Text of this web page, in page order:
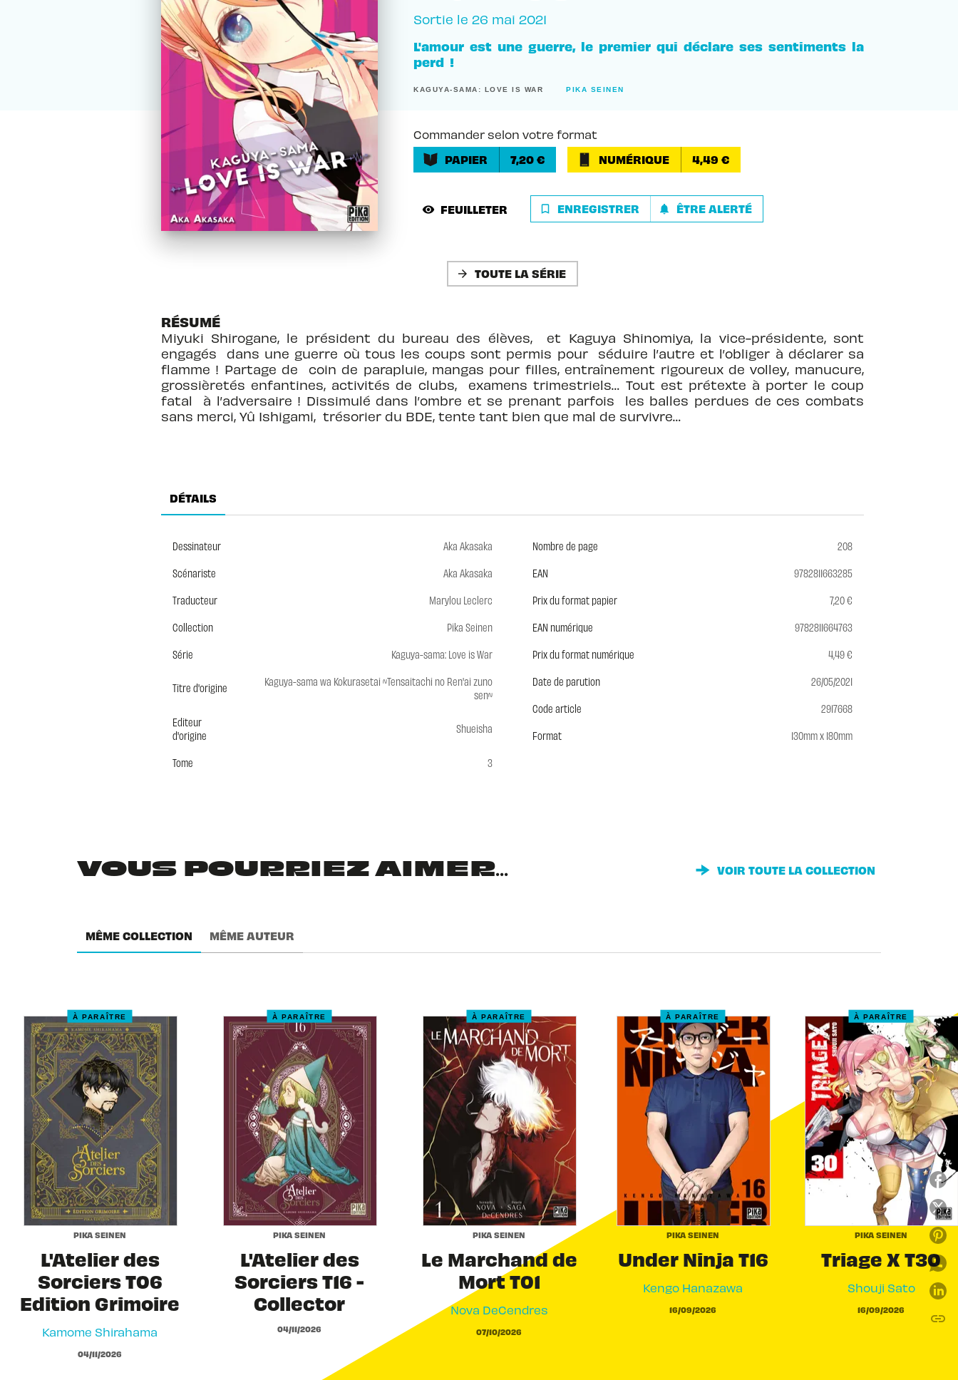
Sortie le 26 mai 2021
L'amour est une guerre, le premier qui déclare ses sentiments la
perd !
KAGUYA-SAMA: LOVE IS WAR PIKA SEINEN
Commander selon votre format
PAPIER
7,20 € NUMÉRIQUE 4,49 €
visibility FEUILLETER bookmark_border ENREGISTRER notifications ÊTRE ALERTÉ
arrow_forward TOUTE LA SÉRIE
RÉSUMÉ
Miyuki Shirogane, le président du bureau des élèves, et Kaguya Shinomiya, la vice-présidente, sont
engagés dans une guerre où tous les coups sont permis pour séduire l’autre et l’obliger à déclarer sa
flamme ! Partage de coin de parapluie, mangas pour filles, entraînement rigoureux de volley, manucure,
grossièretés enfantines, activités de clubs, examens trimestriels… Tout est prétexte à porter le coup
fatal à l’adversaire ! Dissimulé dans l’ombre et se prenant parfois les balles perdues de ces combats
sans merci, Yû Ishigami, trésorier du BDE, tente tant bien que mal de survivre…
DÉTAILS
Dessinateur
Aka Akasaka
Scénariste
Aka Akasaka
Traducteur
Marylou Leclerc
Collection
Pika Seinen
Série
Kaguya-sama: Love is War
Titre d'origine
Kaguya-sama wa Kokurasetai ~Tensaitachi no Ren'ai zuno
sen~
Editeur
d'origine
Shueisha
Tome 3
Nombre de page
208
EAN
9782811663285
Prix du format papier
7,20 €
EAN numérique
9782811664763
Prix du format numérique
4,49 €
Date de parution
26/05/2021
Code article
2917668
Format
130mm x 180mm
VOUS POURRIEZ AIMER... VOIR TOUTE LA COLLECTION
MÊME COLLECTION MÊME AUTEUR
À PARAÎTRE
PIKA SEINEN
L'Atelier des
Sorciers T06
Edition Grimoire
Kamome Shirahama
04/11/2026
À PARAÎTRE
PIKA SEINEN
L'Atelier des
Sorciers T16 -
Collector
04/11/2026
À PARAÎTRE
PIKA SEINEN
Le Marchand de
Mort T01
Nova DeCendres
07/10/2026
À PARAÎTRE
PIKA SEINEN
Under Ninja T16
Kengo Hanazawa
16/09/2026
À PARAÎTRE
PIKA SEINEN
Triage X T30
Shouji Sato
16/09/2026
link